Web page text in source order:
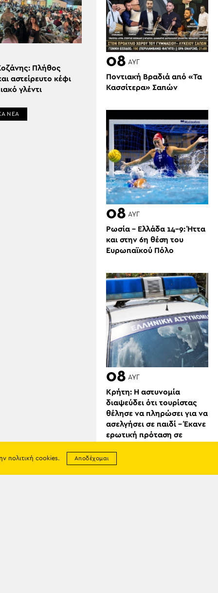
Πλήθος
αστείρευτο κέφι
γλέντι
ΝΕΑ
08 ΑΥΓ
Ποντιακή Βραδιά από «Τα
Κασσίτερα» Σαπών
08 ΑΥΓ
Ρωσία – Ελλάδα 14-9: Ήττα
και στην 6η θέση του
Ευρωπαϊκού Πόλο
08 ΑΥΓ
Κρήτη: Η αστυνομία
διαψεύδει ότι τουρίστας
θέλησε να πληρώσει για να
ασελγήσει σε παιδί – Έκανε
ερωτική πρόταση σε
πολιτική cookies. Αποδέχομαι